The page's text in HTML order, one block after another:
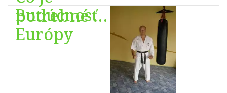
potrebné k
tomu
Budúcnosť
Európy